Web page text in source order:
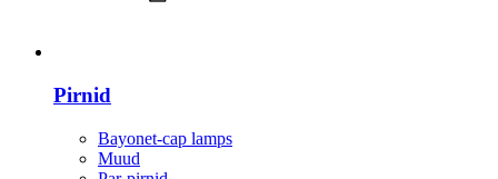
Pirnid
Bayonet-cap lamps
Muud